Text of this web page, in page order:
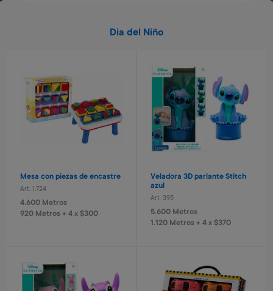
Dia del Niño
Mesa con piezas de encastre
Art. 1.724
4.600 Metros
920 Metros + 4 x $300
Veladora 3D parlante Stitch
azul
Art. 395
5.600 Metros
1.120 Metros + 4 x $370